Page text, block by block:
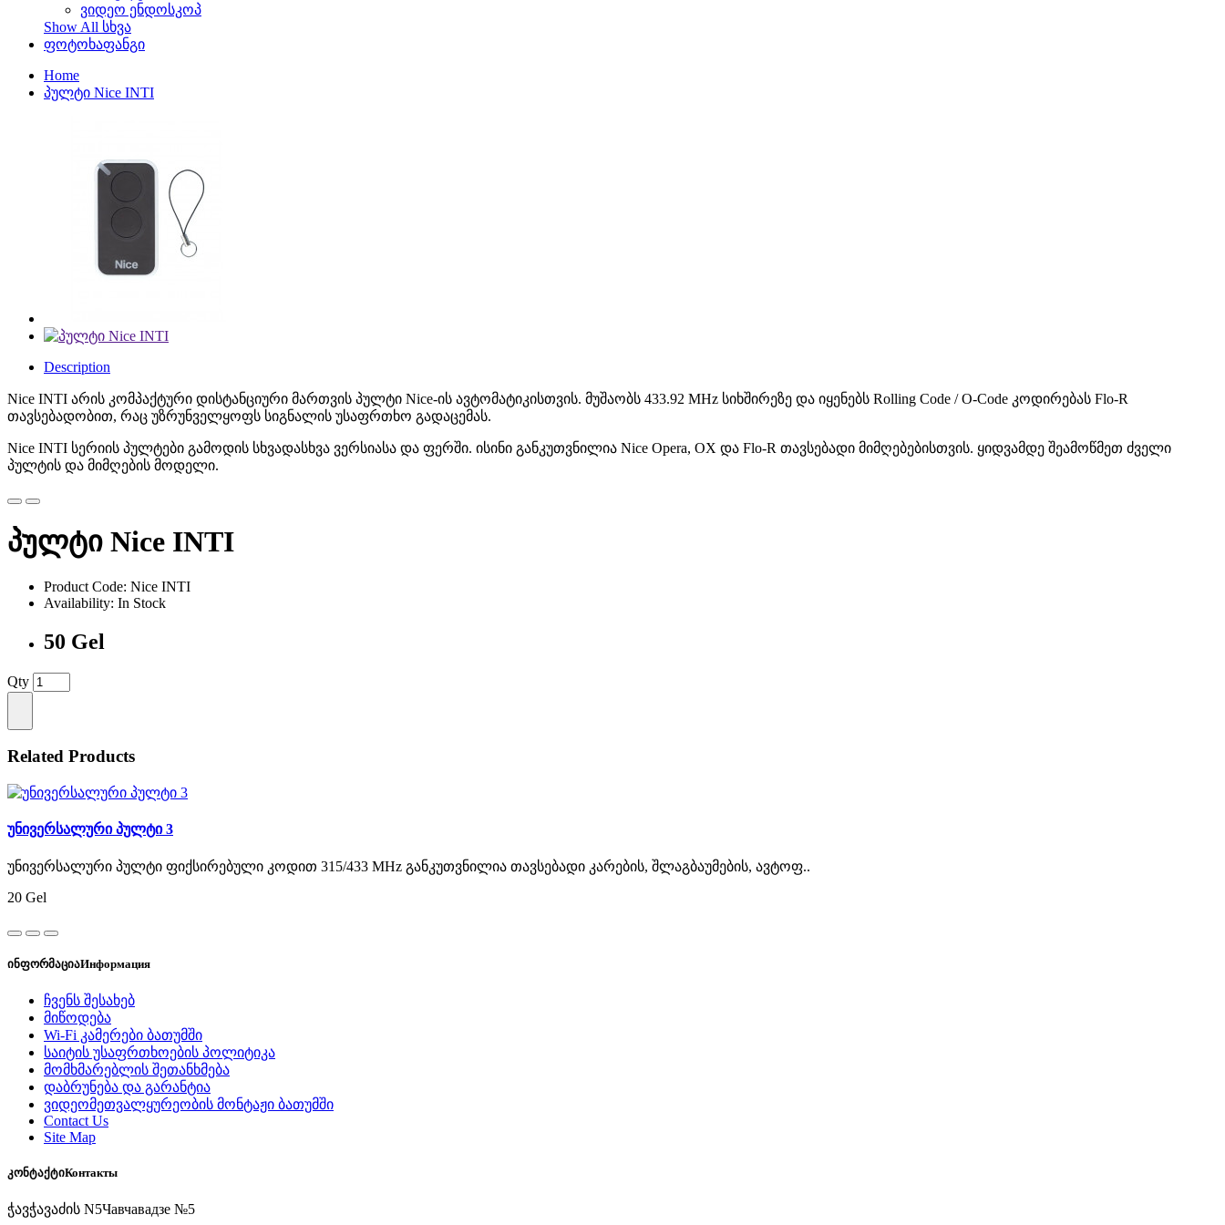
ვიდეო ენდოსკოპ
Show All სხვა
ფოტოხაფანგი
Home
პულტი Nice INTI
Description
Nice INTI არის კომპაქტური დისტანციური მართვის პულტი Nice-ის ავტომატიკისთვის. მუშაობს 433.92 MHz სიხშირეზე და იყენებს Rolling Code / O-Code კოდირებას Flo-R
თავსებადობით, რაც უზრუნველყოფს სიგნალის უსაფრთხო გადაცემას.
Nice INTI სერიის პულტები გამოდის სხვადასხვა ვერსიასა და ფერში. ისინი განკუთვნილია Nice Opera, OX და Flo-R თავსებადი მიმღებებისთვის. ყიდვამდე შეამოწმეთ ძველი
პულტის და მიმღების მოდელი.
პულტი Nice INTI
Product Code: Nice INTI
Availability: In Stock
50 Gel
Qty
Related Products
უნივერსალური პულტი 3
უნივერსალური პულტი ფიქსირებული კოდით 315/433 MHz განკუთვნილია თავსებადი კარების, შლაგბაუმების, ავტოფ..
20 Gel
ინფორმაციაИнформация
ჩვენს შესახებ
მიწოდება
Wi-Fi კამერები ბათუმში
საიტის უსაფრთხოების პოლიტიკა
მომხმარებლის შეთანხმება
დაბრუნება და გარანტია
ვიდეომეთვალყურეობის მონტაჟი ბათუმში
Contact Us
Site Map
კონტაქტიКонтакты
ჭავჭავაძის N5Чавчавадзе №5